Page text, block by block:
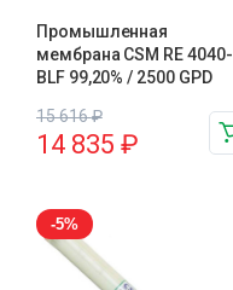
Промышленная
мембрана CSM RE 4040-
BLF 99,20% / 2500 GPD
15 616₽
14 835 ₽
-5%